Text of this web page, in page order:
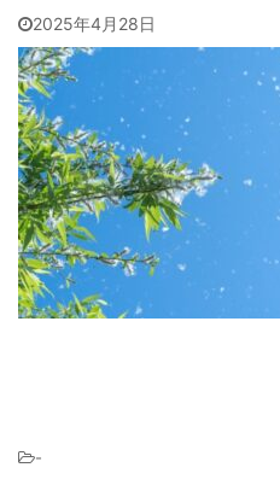
2025年4月28日
-